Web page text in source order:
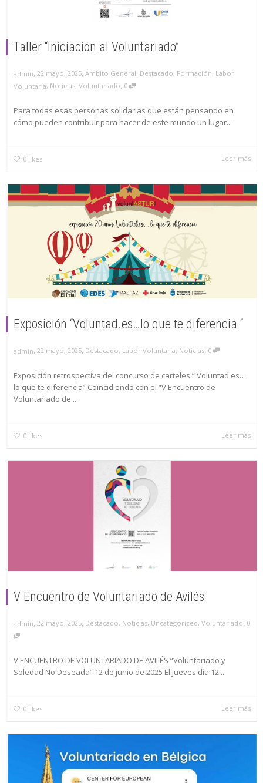
Taller “Iniciación al Voluntariado”
admin, 22 mayo, 2025, Ámbito General, Destacado, Formación, Labor
Voluntaria, Noticias, Voluntariado, 0
Para todas esas personas solidarias que están pensando en
cómo pueden contribuir para hacer de este mundo un lugar...
0 likes Leer más
Exposición “Voluntad.es…lo que te diferencia “
admin, 22 mayo, 2025, Destacado, Labor Voluntaria, Noticias, 0
Exposición retrospectiva del concurso de carteles ” Voluntad.es…
lo que te diferencia” Coincidiendo con el “V Encuentro de
Voluntariado de...
0 likes Leer más
V Encuentro de Voluntariado de Avilés
admin, 22 mayo, 2025, Destacado, Noticias, Uncategorized, Voluntariado, 0
V ENCUENTRO DE VOLUNTARIADO DE AVILÉS “Voluntariado y
Soledad No Deseada” 12 de junio de 2025 El jueves día 12...
0 likes Leer más